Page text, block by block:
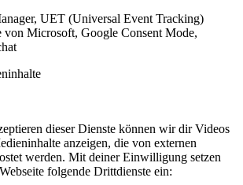
UET (Universal Event Tracking)
von Microsoft, Google Consent Mode,
dieser Dienste können wir dir Videos
anzeigen, die von externen
werden. Mit deiner Einwilligung setzen
folgende Drittdienste ein: